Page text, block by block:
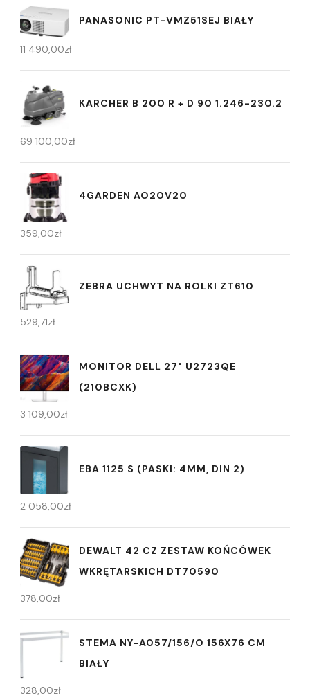
PANASONIC PT-VMZ51SEJ BIAŁY
11 490,00zł
KARCHER B 200 R + D 90 1.246-230.2
69 100,00zł
4GARDEN AO20V20
359,00zł
ZEBRA UCHWYT NA ROLKI ZT610
529,71zł
MONITOR DELL 27" U2723QE
(210BCXK)
3 109,00zł
EBA 1125 S (PASKI: 4MM, DIN 2)
2 058,00zł
DEWALT 42 CZ ZESTAW KOŃCÓWEK
WKRĘTARSKICH DT70590
378,00zł
STEMA NY-A057/156/O 156X76 CM
BIAŁY
328,00zł